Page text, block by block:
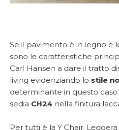
Se il pavimento è in legno e
sono le caratteristiche
Carl Hansen a dare il tratto
living evidenziando lo stile
determinante in questo caso
sedia CH24 nella finitura
Per tutti è la Y Chair.